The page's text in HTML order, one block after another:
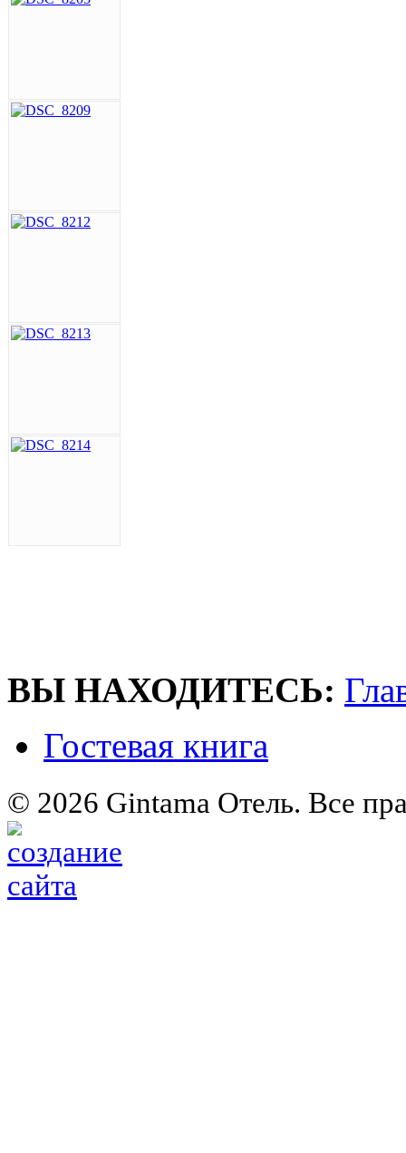
ВЫ НАХОДИТЕСЬ:
Гостевая книга
© 2026 Gintama Отель. Все